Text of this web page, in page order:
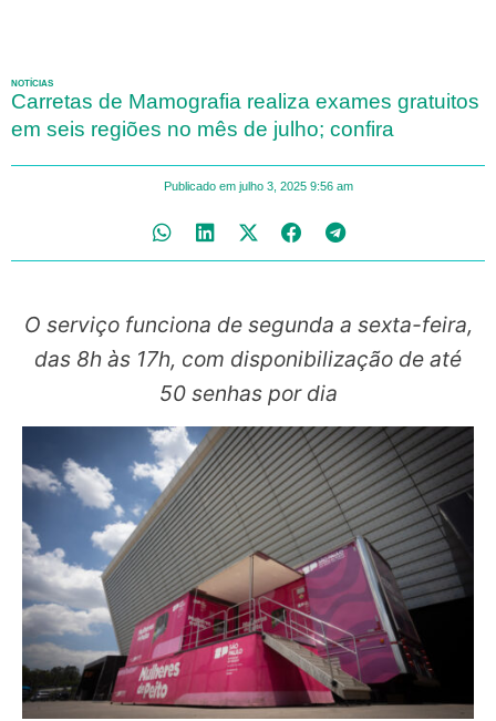
NOTÍCIAS
Carretas de Mamografia realiza exames gratuitos
em seis regiões no mês de julho; confira
Publicado em julho 3, 2025 9:56 am
O serviço funciona de segunda a sexta-feira,
das 8h às 17h, com disponibilização de até
50 senhas por dia